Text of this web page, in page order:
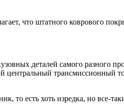
что штатного коврового
деталей самого разного
трансмиссионный
то есть хоть изредка, но все-